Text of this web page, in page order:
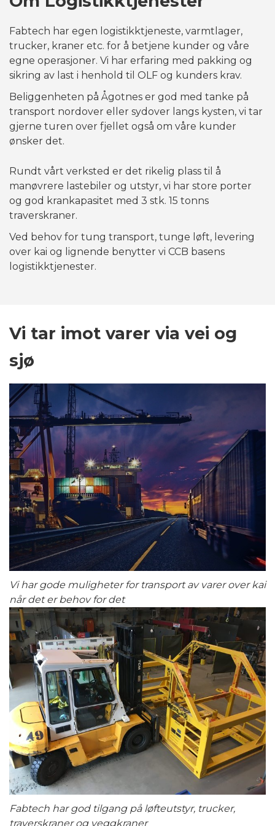
NDT TJENESTER
TRYKKTESTING
OVERFLATEBEHANDLING
MASKINERING
OPPDRETTSNÆRING
NYHETER
Fabtech har egen logistikktjeneste, varmtlager,
trucker, kraner etc. for å betjene kunder og våre
egne operasjoner. Vi har erfaring med pakking og
sikring av last i henhold til OLF og kunders krav.
Beliggenheten på Ågotnes er god med tanke på
transport nordover eller sydover langs kysten, vi tar
gjerne turen over fjellet også om våre kunder
ønsker det.
Rundt vårt verksted er det rikelig plass til å
manøvrere lastebiler og utstyr, vi har store porter
og god krankapasitet med 3 stk. 15 tonns
traverskraner.
Ved behov for tung transport, tunge løft, levering
over kai og lignende benytter vi CCB basens
logistikktjenester.
Vi tar imot varer via vei og
sjø
Vi har gode muligheter for transport av varer over kai
når det er behov for det
Fabtech har god tilgang på løfteutstyr, trucker,
traverskraner og veggkraner